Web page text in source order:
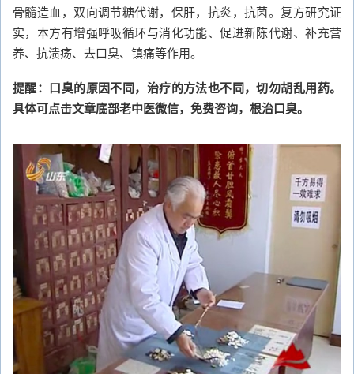
骨髓造血，双向调节糖代谢，保肝，抗炎，抗菌。复方研究证
实，本方有增强呼吸循环与消化功能、促进新陈代谢、补充营
养、抗溃疡、去口臭、镇痛等作用。
提醒：口臭的原因不同，治疗的方法也不同，切勿胡乱用药。
具体可点击文章底部老中医微信，免费咨询，根治口臭。